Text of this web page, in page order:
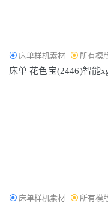
床单样机素材 所有模
床单 花色宝(2446)智能
床单样机素材 所有模